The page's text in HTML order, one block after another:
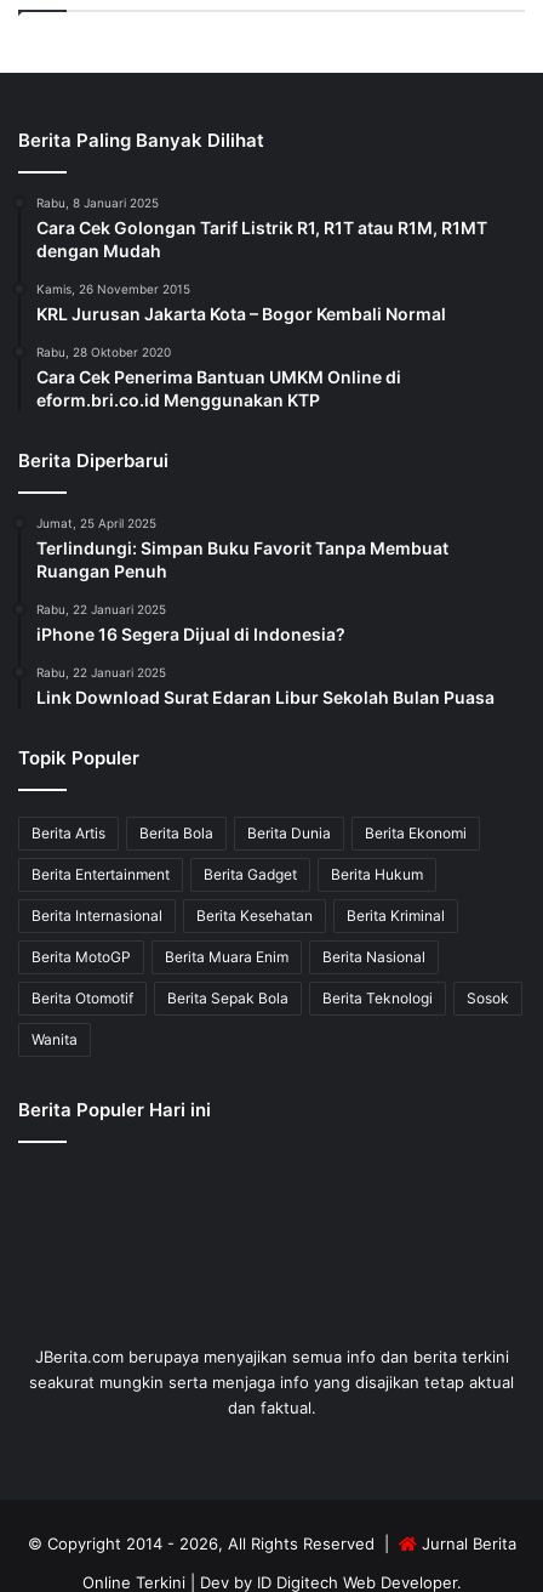
Berita Paling Banyak Dilihat
Rabu, 8 Januari 2025
Cara Cek Golongan Tarif Listrik R1, R1T atau R1M, R1MT
dengan Mudah
Kamis, 26 November 2015
KRL Jurusan Jakarta Kota – Bogor Kembali Normal
Rabu, 28 Oktober 2020
Cara Cek Penerima Bantuan UMKM Online di
eform.bri.co.id Menggunakan KTP
Berita Diperbarui
Jumat, 25 April 2025
Terlindungi: Simpan Buku Favorit Tanpa Membuat
Ruangan Penuh
Rabu, 22 Januari 2025
iPhone 16 Segera Dijual di Indonesia?
Rabu, 22 Januari 2025
Link Download Surat Edaran Libur Sekolah Bulan Puasa
Topik Populer
Berita Artis Berita Bola Berita Dunia Berita Ekonomi
Berita Entertainment Berita Gadget Berita Hukum
Berita Internasional Berita Kesehatan Berita Kriminal
Berita MotoGP Berita Muara Enim Berita Nasional
Berita Otomotif Berita Sepak Bola Berita Teknologi Sosok
Wanita
Berita Populer Hari ini
JBerita.com berupaya menyajikan semua info dan berita terkini
seakurat mungkin serta menjaga info yang disajikan tetap aktual
dan faktual.
© Copyright 2014 - 2026, All Rights Reserved |
Jurnal Berita
Online Terkini| Dev by ID Digitech Web Developer.